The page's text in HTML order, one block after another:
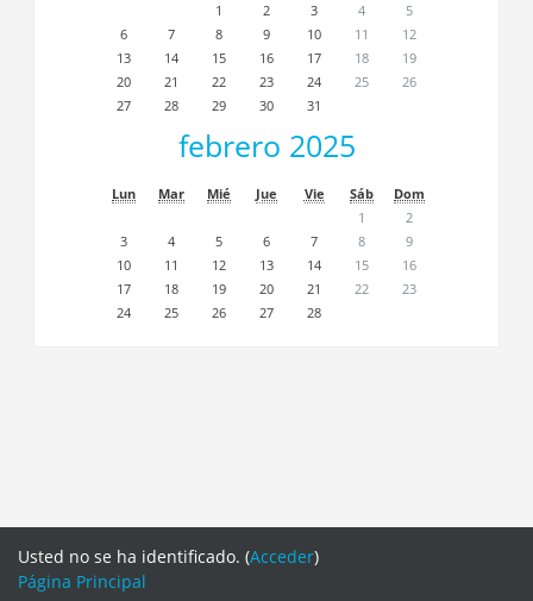
1
2 3 4
5
6
7 8 9 10 11
12
13
14 15 16 17 18
19
20
21 22 23 24 25
26
27
28 29 30 31
febrero 2025
Lun Mar Mié Jue Vie Sáb
Dom
1
2
3
4 5 6 7 8
9
10
11 12 13 14 15
16
17
18 19 20 21 22
23
24
25 26 27 28
Usted no se ha identificado. (Acceder)
Página Principal